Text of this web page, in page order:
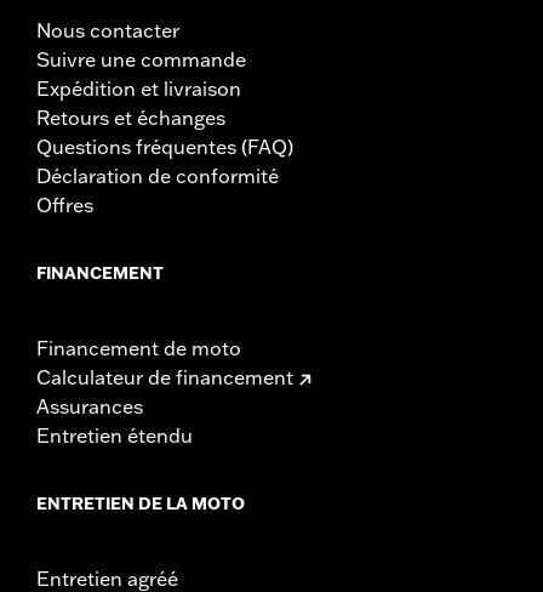
Nous contacter
Suivre une commande
Expédition et livraison
Retours et échanges
Questions fréquentes (FAQ)
Déclaration de conformité
Offres
FINANCEMENT
Financement de moto
Calculateur de financement
Assurances
Entretien étendu
ENTRETIEN DE LA MOTO
Entretien agréé